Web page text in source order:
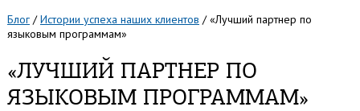
Блог /Истории успеха наших клиентов /«Лучший партнер по
языковым программам»
«ЛУЧШИЙ ПАРТНЕР ПО
ЯЗЫКОВЫМ ПРОГРАММАМ»